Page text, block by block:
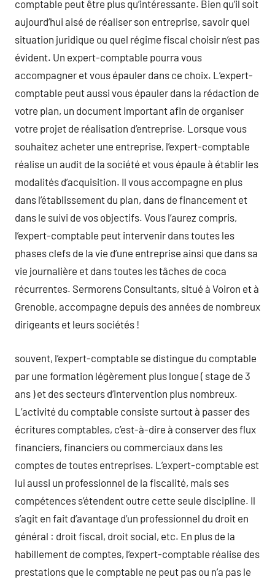
comptable peut être plus qu’intéressante. Bien qu’il soit
aujourd’hui aisé de réaliser son entreprise, savoir quel
situation juridique ou quel régime fiscal choisir n’est pas
évident. Un expert-comptable pourra vous
accompagner et vous épauler dans ce choix. L’expert-
comptable peut aussi vous épauler dans la rédaction de
votre plan, un document important afin de organiser
votre projet de réalisation d’entreprise. Lorsque vous
souhaitez acheter une entreprise, l’expert-comptable
réalise un audit de la société et vous épaule à établir les
modalités d’acquisition. Il vous accompagne en plus
dans l’établissement du plan, dans de financement et
dans le suivi de vos objectifs. Vous l’aurez compris,
l’expert-comptable peut intervenir dans toutes les
phases clefs de la vie d’une entreprise ainsi que dans sa
vie journalière et dans toutes les tâches de coca
récurrentes. Sermorens Consultants, situé à Voiron et à
Grenoble, accompagne depuis des années de nombreux
dirigeants et leurs sociétés !
souvent, l’expert-comptable se distingue du comptable
par une formation légèrement plus longue ( stage de 3
ans ) et des secteurs d’intervention plus nombreux.
L’activité du comptable consiste surtout à passer des
écritures comptables, c’est-à-dire à conserver des flux
financiers, financiers ou commerciaux dans les
comptes de toutes entreprises. L’expert-comptable est
lui aussi un professionnel de la fiscalité, mais ses
compétences s’étendent outre cette seule discipline. Il
s’agit en fait d’avantage d’un professionnel du droit en
général : droit fiscal, droit social, etc. En plus de la
habillement de comptes, l’expert-comptable réalise des
prestations que le comptable ne peut pas ou n’a pas le